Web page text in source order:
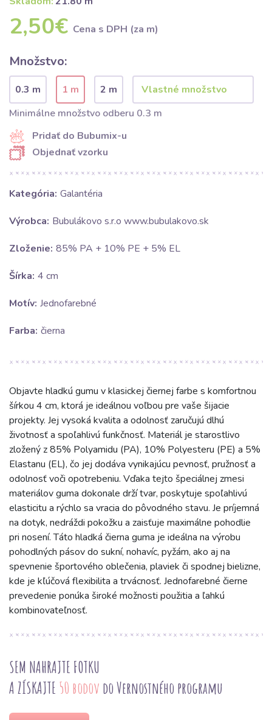
2,50€ Cena s DPH (za m)
Množstvo:
0.3 m 1 m
2 m
Minimálne množstvo odberu 0.3 m
Pridať do Bubumix-u
Objednať vzorku
Kategória: Galantéria
Výrobca: Bubulákovo s.r.o www.bubulakovo.sk
Zloženie: 85% PA + 10% PE + 5% EL
Šírka: 4 cm
Motív: Jednofarebné
Farba: čierna
Objavte hladkú gumu v klasickej čiernej farbe s komfortnou
šírkou 4 cm, ktorá je ideálnou voľbou pre vaše šijacie
projekty. Jej vysoká kvalita a odolnosť zaručujú dlhú
životnosť a spoľahlivú funkčnosť. Materiál je starostlivo
zložený z 85% Polyamidu (PA), 10% Polyesteru (PE) a 5%
Elastanu (EL), čo jej dodáva vynikajúcu pevnosť, pružnosť a
odolnosť voči opotrebeniu. Vďaka tejto špeciálnej zmesi
materiálov guma dokonale drží tvar, poskytuje spoľahlivú
elasticitu a rýchlo sa vracia do pôvodného stavu. Je príjemná
na dotyk, nedráždi pokožku a zaisťuje maximálne pohodlie
pri nosení. Táto hladká čierna guma je ideálna na výrobu
pohodlných pásov do sukní, nohavíc, pyžám, ako aj na
spevnenie športového oblečenia, plaviek či spodnej bielizne,
kde je kľúčová flexibilita a trvácnosť. Jednofarebné čierne
prevedenie ponúka široké možnosti použitia a ľahkú
kombinovateľnosť.
SEM NAHRAJTE FOTKU
A ZÍSKAJTE 50 bodov do Vernostného programu